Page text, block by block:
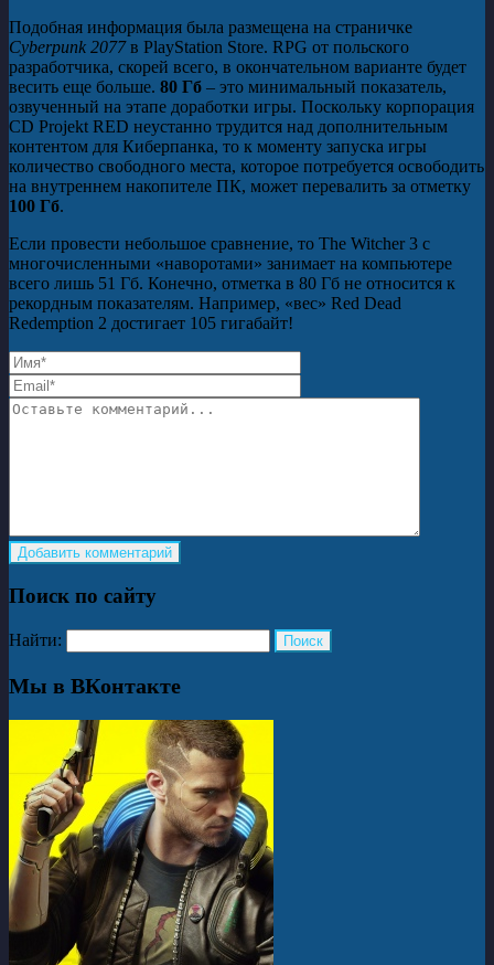
Подобная информация была размещена на страничке
Cyberpunk 2077в PlayStation Store. RPG от польского
разработчика, скорей всего, в окончательном варианте будет
весить еще больше. 80 Гб – это минимальный показатель,
озвученный на этапе доработки игры. Поскольку корпорация
CD Projekt RED неустанно трудится над дополнительным
контентом для Киберпанка, то к моменту запуска игры
количество свободного места, которое потребуется освободить
на внутреннем накопителе ПК, может перевалить за отметку
100 Гб.
Если провести небольшое сравнение, то The Witcher 3 с
многочисленными «наворотами» занимает на компьютере
всего лишь 51 Гб. Конечно, отметка в 80 Гб не относится к
рекордным показателям. Например, «вес» Red Dead
Redemption 2 достигает 105 гигабайт!
Поиск по сайту
Найти:
Мы в ВКонтакте